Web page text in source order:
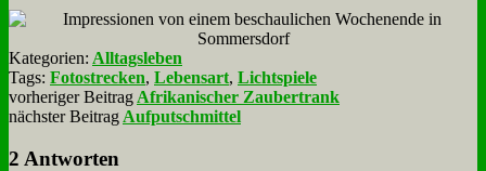
Kategorien: Alltagsleben
Tags: Fotostrecken, Lebensart, Lichtspiele
vorheriger Beitrag Afrikanischer Zaubertrank
nächster Beitrag Aufputschmittel
2 Antworten